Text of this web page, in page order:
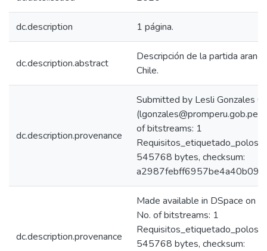
dc.description 1 página.
dc.description.abstract
Descripción de la partida
Chile.
dc.description.provenance
Submitted by Lesli Gonzales
of bitstreams: 1
545768 bytes, checksum:
dc.description.provenance
Made available in DSpace on
No. of bitstreams: 1
545768 bytes, checksum: